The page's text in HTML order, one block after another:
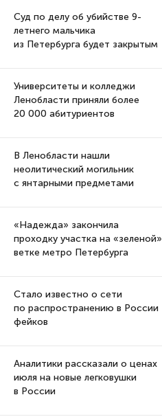
Суд по делу об убийстве 9-
летнего мальчика
из Петербурга будет закрытым
Университеты и колледжи
Ленобласти приняли более
20 000 абитуриентов
В Ленобласти нашли
неолитический могильник
с янтарными предметами
«Надежда» закончила
проходку участка на «зеленой»
ветке метро Петербурга
Стало известно о сети
по распространению в России
фейков
Аналитики рассказали о ценах
июля на новые легковушки
в России